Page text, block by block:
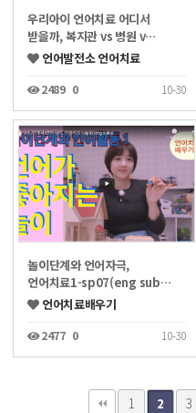
우리아이 언어치료 어디서
받을까, 복지관 vs 병원 v…
언어발전소 언어치료
2489 0 10-30
놀이단계와 언어자극,
언어치료1-sp07(eng sub…
언어치료배우기
2477 0 10-30
1 2 3